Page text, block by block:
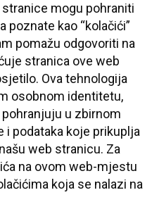
mogu pohraniti
kao “kolačići”
pomažu odgovoriti na
stranica ove web
Ova tehnologija
osobnom identitetu,
u zbirnom
i podataka koje prikuplja
web stranicu. Za
na ovom web-mjestu
koja se nalazi na